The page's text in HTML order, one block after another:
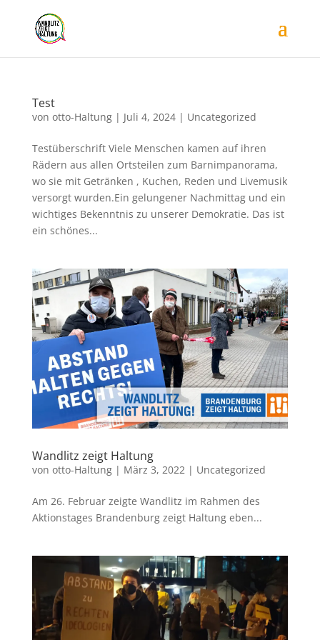
Test
von otto-Haltung| Juli 4, 2024| Uncategorized
Testüberschrift Viele Menschen kamen auf ihren
Rädern aus allen Ortsteilen zum Barnimpanorama,
wo sie mit Getränken , Kuchen, Reden und Livemusik
versorgt wurden.Ein gelungener Nachmittag und ein
wichtiges Bekenntnis zu unserer Demokratie. Das ist
ein schönes...
Wandlitz zeigt Haltung
von otto-Haltung| März 3, 2022| Uncategorized
Am 26. Februar zeigte Wandlitz im Rahmen des
Aktionstages Brandenburg zeigt Haltung eben...